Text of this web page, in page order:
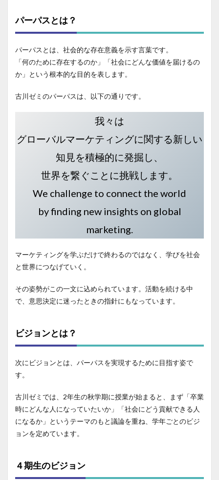
パーパスとは？
パーパスとは、社会的な存在意義を示す言葉です。
「何のために存在するのか」「社会にどんな価値を届けるの
か」という根本的な目的を表します。
古川ゼミのパーパスは、以下の通りです。
我々は
グローバルマーケティングに関する新しい
知見を積極的に発掘し、
世界を繋ぐことに挑戦します。
We challenge to connect the world
by finding new insights on global
marketing.
マーケティングを学ぶだけで終わるのではなく、学びを社会
と世界につなげていく。
その姿勢がこの一文に込められています。活動を続ける中
で、意思決定に迷ったときの指針にもなっています。
ビジョンとは？
次にビジョンとは、パーパスを実現するために目指す姿で
す。
古川ゼミでは、2年生の秋学期に授業が始まると、まず「卒業
時にどんな人になっていたいか」「社会にどう貢献できる人
になるか」というテーマのもと議論を重ね、学年ごとのビジ
ョンを定めています。
４期生のビジョン